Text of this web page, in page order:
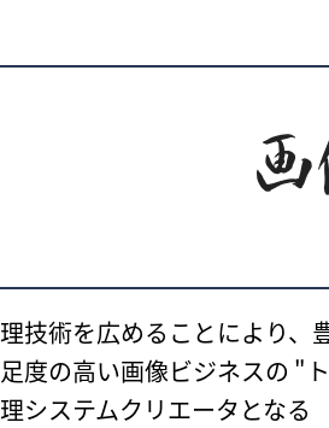
技術を広めることにより、
度の高い画像ビジネスの "
システムクリエータとなる